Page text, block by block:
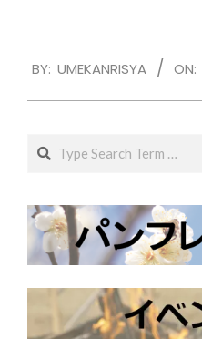
01-
BY: UMEKANRISYA ON:
Search